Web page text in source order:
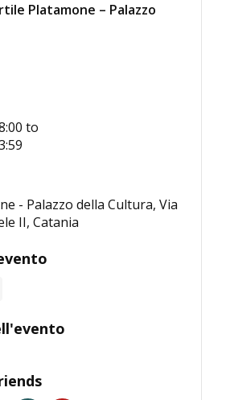
Platamone – Palazzo
to
- Palazzo della Cultura, Via
II, Catania